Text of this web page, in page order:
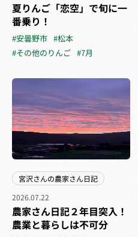
夏りんご「恋空」で旬に一
番乗り！
#安曇野市 #松本
#その他のりんご #7月
宮沢さんの農家さん日記
2026.07.22
農家さん日記２年目突入！
農業と暮らしは不可分